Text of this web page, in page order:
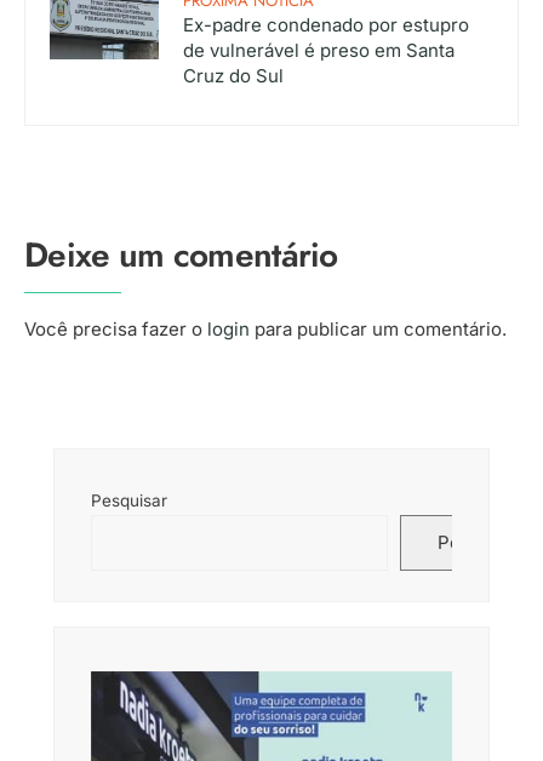
Ex-padre condenado por estupro
de vulnerável é preso em Santa
Cruz do Sul
Deixe um comentário
Você precisa fazer o login para publicar um comentário.
Pesquisar
Pesquisar